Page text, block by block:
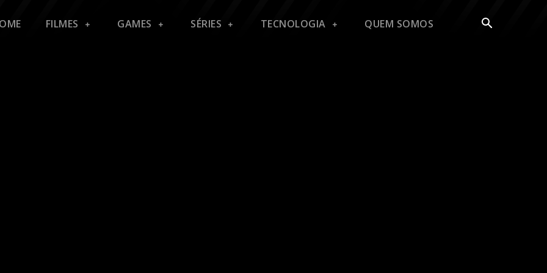
FILMES GAMES SÉRIES TECNOLOGIA QUEM SOMOS